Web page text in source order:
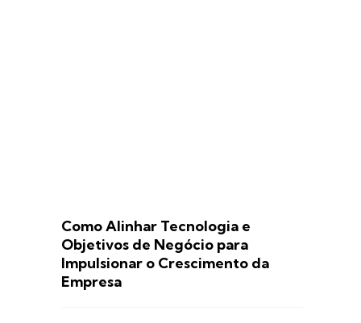
Como Alinhar Tecnologia e
Objetivos de Negócio para
Impulsionar o Crescimento da
Empresa